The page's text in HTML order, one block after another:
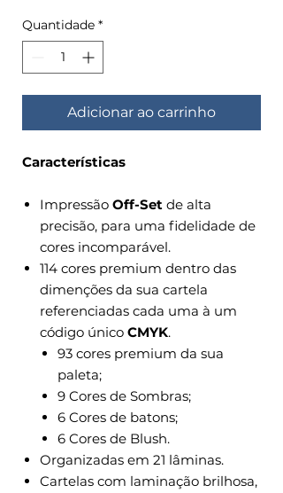
Quantidade *
Adicionar ao carrinho
Características
Impressão Off-Set de alta
precisão, para uma fidelidade de
cores incomparável.
114 cores premium dentro das
dimenções da sua cartela
referenciadas cada uma à um
código único CMYK.
93 cores premium da sua
paleta;
9 Cores de Sombras;
6 Cores de batons;
6 Cores de Blush.
Organizadas em 21 lâminas.
Cartelas com laminação brilhosa,